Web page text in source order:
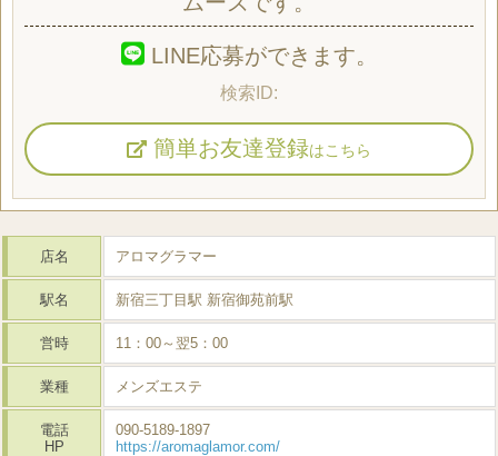
LINE応募ができます。
簡単お友達登録はこちら
店名 アロマグラマー
駅名 新宿三丁目駅 新宿御苑前駅
営時 11：00～翌5：00
業種 メンズエステ
電話
HP
090-5189-1897
https://aromaglamor.com/